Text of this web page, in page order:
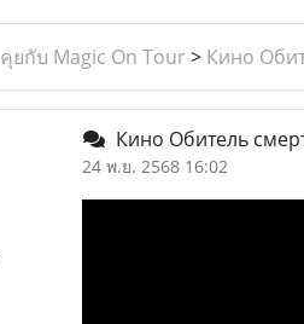
คุยกับ Magic On Tour > Кино
Кино Обитель
24 พ.ย. 2568 16:02